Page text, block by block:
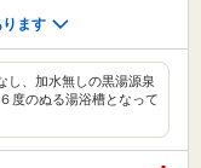
ます
し、加水無しの黒湯源泉
度のぬる湯浴槽となって